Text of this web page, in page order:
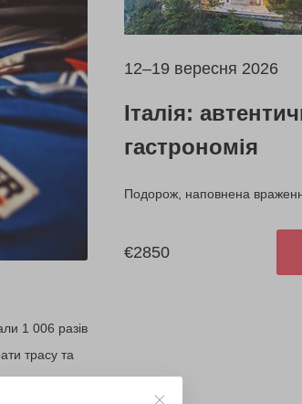
1 006 разів
трасу та
12–19 вересня 2026
Італія:
гастрономія
Подорож, наповнена
€2850